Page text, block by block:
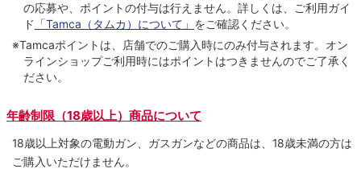
の応募や、ポイントの付与は⾏えません。詳しくは、ご利⽤ガイ
ド 「Tamca（タムカ）について」 をご確認ください。
※Tamcaポイントは、店舗でのご購⼊時にのみ付与されます。オン
ラインショップご利用時にはポイントはつきませんのでご了承く
ださい。
年齢制限（18歳以上）商品について
18歳以上対象の電動ガン、ガスガンなどの商品は、18歳未満の方は
ご購入いただけません。